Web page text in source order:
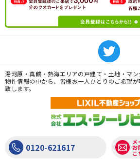
湯河原・真鶴・熱海エリアの戸建て・土地・マ
物件情報の中から、皆様お一人ひとりのご希望
致します。
0120-621617 メ
お
こ